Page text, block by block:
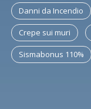
Danni da Incendio
Crepe sui muri
Sismabonus 110%